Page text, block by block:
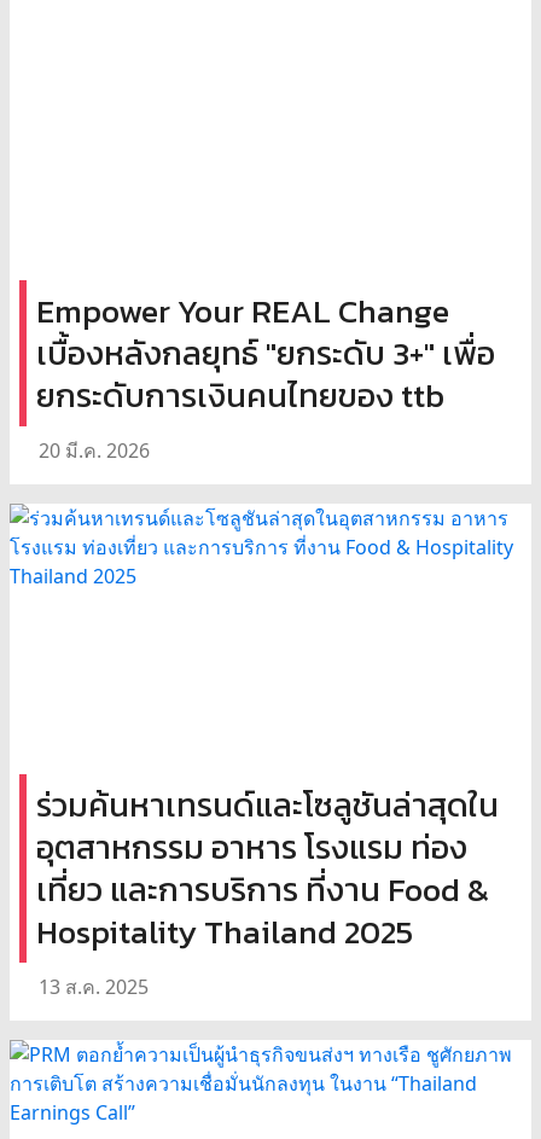
Empower Your REAL Change
เบื้องหลังกลยุทธ์ "ยกระดับ 3+" เพื่อ
ยกระดับการเงินคนไทยของ ttb
20 มี.ค. 2026
ร่วมค้นหาเทรนด์และโซลูชันล่าสุดใน
อุตสาหกรรม อาหาร โรงแรม ท่อง
เที่ยว และการบริการ ที่งาน Food &
Hospitality Thailand 2025
13 ส.ค. 2025